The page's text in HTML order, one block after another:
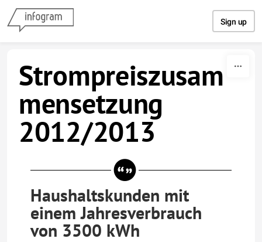
Sign up
Strompreiszusam
mensetzung
2012/2013
Haushaltskunden mit
einem Jahresverbrauch
von 3500 kWh